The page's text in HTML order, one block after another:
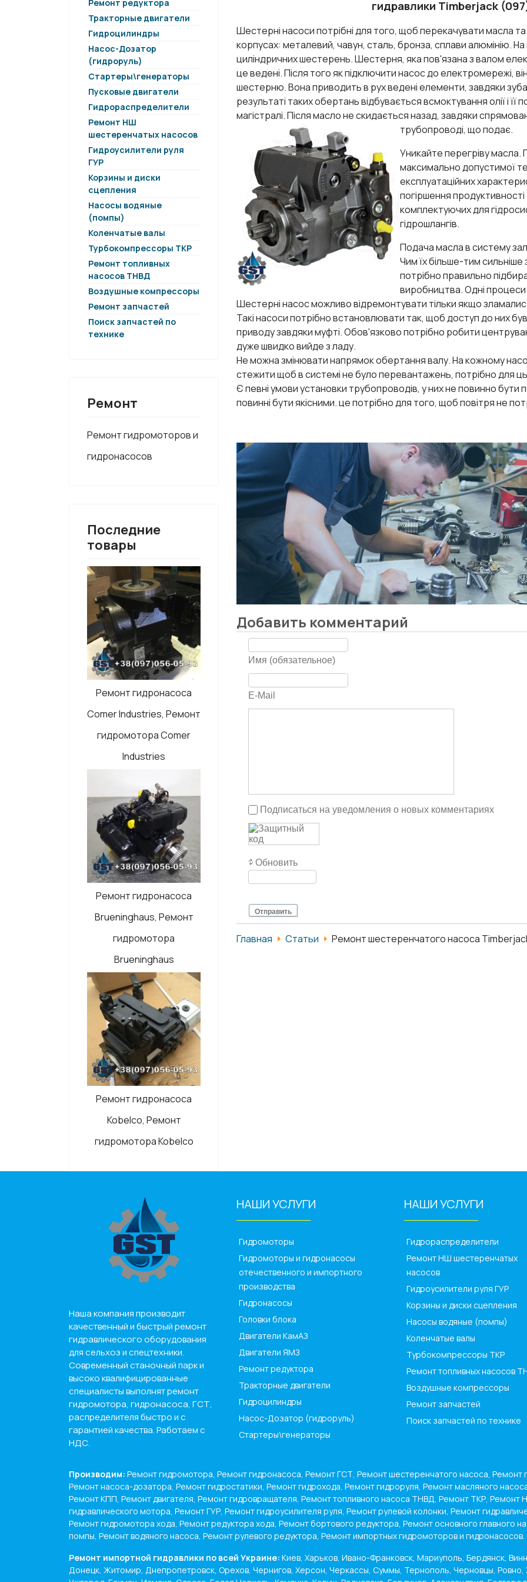
Ремонт редуктора
Тракторные двигатели
Гидроцилиндры
Насос-Дозатор
(гидроруль)
Стартеры\генераторы
Пусковые двигатели
Гидрораспределители
Ремонт НШ
шестеренчатых насосов
Гидроусилители руля
ГУР
Корзины и диски
сцепления
Насосы водяные
(помпы)
Коленчатые валы
Турбокомпрессоры ТКР
Ремонт топливных
насосов ТНВД
Воздушные компрессоры
Ремонт запчастей
Поиск запчастей по
технике
Ремонт
Ремонт гидромоторов и
гидронасосов
Последние
товары
Ремонт гидронасоса
Comer Industries, Ремонт
гидромотора Comer
Industries
Ремонт гидронасоса
Brueninghaus, Ремонт
гидромотора
Brueninghaus
Ремонт гидронасоса
Kobelco, Ремонт
гидромотора Kobelco
гидравлики Timberjack
Шестерні насоси потрібні для того, щоб перекачувати масла та
корпусах: металевий, чавун, сталь, бронза, сплави алюмінію. На
циліндричних шестерень. Шестерня, яка пов'язана з валом
це ведені. Після того як підключити насос до електромережі,
шестерню. Вона приводить в рух ведені елементи, завдяки
результаті таких обертань відбувається всмоктування олії і
магістралі. Після масло не скидається назад, завдяки
трубопроводі, що подає.
Уникайте перегріву масла.
максимально допустимої
експлуатаційних
погіршення
комплектуючих для
гідрошлангів.
Подача масла в систему
Чим їх більше-тим
потрібно правильно
виробництва. Одні процеси
Шестерні насос можливо відремонтувати тільки якщо
Такі насоси потрібно встановлювати так, щоб доступ до них
приводу завдяки муфті. Обов'язково потрібно робити
дуже швидко вийде з ладу.
Не можна змінювати напрямок обертання валу. На кожному
стежити щоб в системі не було перевантажень, потрібно для
Є певні умови установки трубопроводів, у них не повинно бути
повинні бути якісними. це потрібно для того, щоб повітря не
Добавить комментарий
Имя (обязательное)
E-Mail
Подписаться на уведомления о новых комментариях
Обновить
Отправить
Главная Статьи Ремонт шестеренчатого насоса
Наша компания производит
качественный и быстрый ремонт
гидравлического оборудования
для сельхоз и спецтехники.
Современный станочный парк и
высоко квалифицированные
специалисты выполнят ремонт
гидромотора, гидронасоса, ГСТ,
распределителя быстро и с
гарантией качества. Работаем с
НДС.
НАШИ УСЛУГИ
Гидромоторы
Гидромоторы и гидронасосы
отечественного и импортного
производства
Гидронасосы
Головки блока
Двигатели КамАЗ
Двигатели ЯМЗ
Ремонт редуктора
Тракторные двигатели
Гидроцилиндры
Насос-Дозатор (гидроруль)
Стартеры\генераторы
НАШИ УСЛУГИ
Гидрораспределители
Ремонт НШ шестеренчатых
насосов
Гидроусилители руля ГУР
Корзины и диски сцепления
Насосы водяные (помпы)
Коленчатые валы
Турбокомпрессоры ТКР
Ремонт топливных насосов
Воздушные компрессоры
Ремонт запчастей
Поиск запчастей по технике
Производим: Ремонт гидромотора, Ремонт гидронасоса, Ремонт ГСТ, Ремонт шестеренчатого насоса, Ремонт
Ремонт насоса-дозатора, Ремонт гидростатики, Ремонт гидрохода, Ремонт гидроруля, Ремонт масляного
Ремонт КПП, Ремонт двигателя, Ремонт гидровращателя, Ремонт топливного насоса ТНВД, Ремонт ТКР, Ремонт
гидравлического мотора, Ремонт ГУР, Ремонт гидроусилителя руля, Ремонт рулевой колонки, Ремонт
Ремонт гидромотора хода, Ремонт редуктора хода, Ремонт бортового редуктора, Ремонт основного главного
помпы, Ремонт водяного насоса, Ремонт рулевого редуктора, Ремонт импортных гидромоторов и гидронасосов.
Ремонт импортной гидравлики по всей Украине: Киев, Харьков, Ивано-Франковск, Мариуполь, Бердянск,
Донецк, Житомир, Днепропетровск, Орехов, Чернигов, Херсон, Черкассы, Суммы, Тернополь, Черновцы, Ровно,